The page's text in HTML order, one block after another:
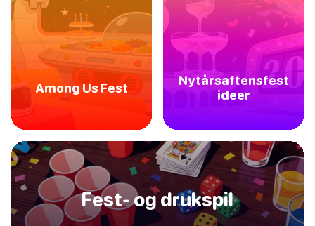
Among Us Fest
Nytårsaftensfest
ideer
Fest- og drukspil